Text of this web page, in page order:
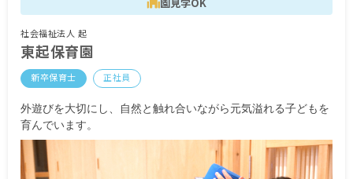
■借り上げ住宅制度 月上限63,000円
■昇給年1回（10月）昨年実績：6,000円
■賞与年2回（6月／12月）昨年実績：計4.5カ月分
（初年度は2.8カ月分）
＜年収例＞
30歳／入社8年目／年収4,900,000円
社会福祉法人 起
東起保育園
新卒保育士 正社員
外遊びを大切にし、自然と触れ合いながら元気溢れる子どもを
育んでいます。